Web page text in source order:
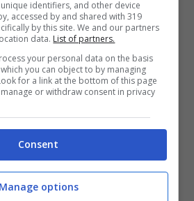
per l’avviatore batteria
2000A, Generatore di
identifiers, and other device
accessed by and shared with 319
by this site. We and our partners
data. List of partners.
your personal data on the basis
you can object to by managing
for a link at the bottom of this page
or withdraw consent in privacy
Consent
Manage options